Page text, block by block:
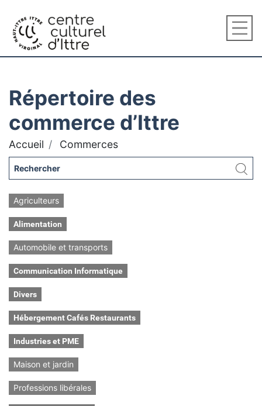
Répertoire des
commerce d’Ittre
Accueil Commerces
Agriculteurs
Alimentation
Automobile et transports
Communication Informatique
Divers
Hébergement Cafés Restaurants
Industries et PME
Maison et jardin
Professions libérales